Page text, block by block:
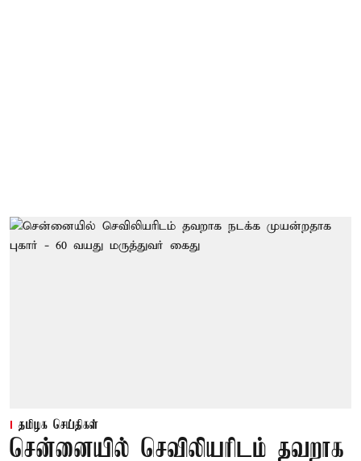
தமிழக செய்திகள்
சென்னையில் செவிலியரிடம் தவறாக